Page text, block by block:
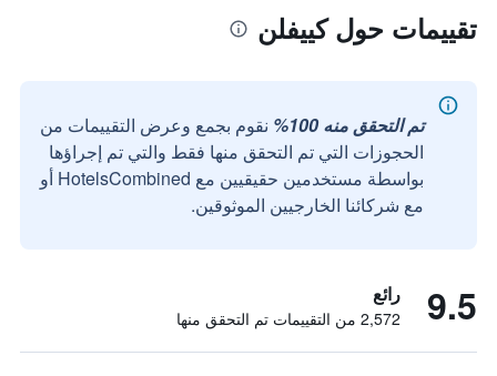
تقييمات حول كييفلن
تم التحقق منه 100%
نقوم بجمع وعرض التقييمات من
الحجوزات التي تم التحقق منها فقط والتي تم إجراؤها
بواسطة مستخدمين حقيقيين مع HotelsCombined أو
مع شركائنا الخارجيين الموثوقين.
9.5 رائع
2,572 من التقييمات تم التحقق منها